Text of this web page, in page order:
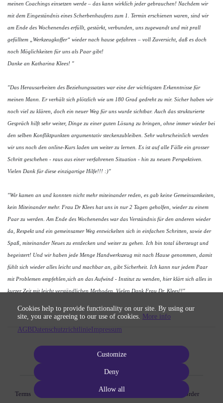
meinen Coachings einsetzen werde – das kann wirklich jeder gebrauchen! Nachdem wir
mit dem Eingeständnis eines Scherbenhaufens zum 1. Termin erschienen waren, sind wir
am Ende des Wochenendes erfüllt, gestärkt, verbunden, uns zugewandt und mit prall
gefülltem „Werkzeugkoffer“ wieder nach hause gefahren – voll Zuversicht, daß es doch
noch Möglichkeiten für uns als Paar gibt!
Danke an Katharina Klees! "
"Das Herausarbeiten des Beziehungssatzes war eine der wichtigsten Erkenntnisse für
meinen Mann. Er verhält sich plötzlich wie um 180 Grad gedreht zu mir. Sicher haben wir
noch viel zu klären, doch ein neuer Weg für uns wurde sichtbar. Auch das strukturierte
Gespräch hilft sehr weiter, Dinge zu einer guten Lösung zu bringen, ohne immer wieder bei
den selben Konfliktpunkten argumentativ steckenzubleiben. Sehr wahrscheinlich werden
wir uns noch den online-Kurs laden um weiter zu lernen. Es ist auf alle Fälle ein grosser
Schritt geschehen - raus aus einer verfahrenen Situation - hin zu neuen Perspektiven.
Vielen Dank für diese einzigartige Hilfe!!! :)"
"Wir kamen an und konnten nicht mehr miteinander reden, es gab keine Gemeinsamkeiten,
kein Miteinander mehr. Frau Dr Klees hat uns in nur 2 Tagen geholfen, wieder zu einem
Paar zu werden. Am Ende des Wochenendes war das Verständnis für den anderen wieder
da, Respekt und ein gemeinsamer Weg entwickelten sich in einfachen Schritten, sowie der
Spaß, miteinander Neues zu entdecken und weiter zu gehen. Ich bin total überzeugt und
begeistert! Und wir haben jede Menge Handwerkszeug mit nach Hause genommen, damit
fühlt sich wieder alles leicht und machbar an, gibt Sicherheit. Ich kann nur jedem Paar
mit Problemen empfehlen,sich an das Aufwind - Institut zu wenden, hier klärt sich alles in
kurzer Zeit mit leicht verständlichen Methoden. Vielen Dank Frau Dr. Klees!!"
Terms Cancel subscription Cancel order
Cookies help to provide functionality on our site. By using our
site, you are agreeing to our use of cookies. More info
AGB Datenschutzrichtlinie Impressum
Customize
Deny
Allow all